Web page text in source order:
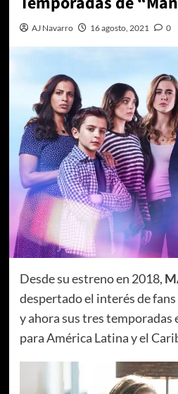
AJ Navarro 16 agosto, 2021 0
Desde su estreno en 2018,
despertado el interés de
y ahora sus tres temporadas
para América Latina y el